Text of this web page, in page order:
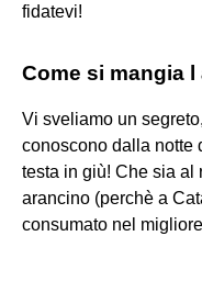
fidatevi!
Come si mangia
Vi sveliamo un
conoscono dalla notte
testa in giù! Che sia al
arancino (perchè a
consumato nel